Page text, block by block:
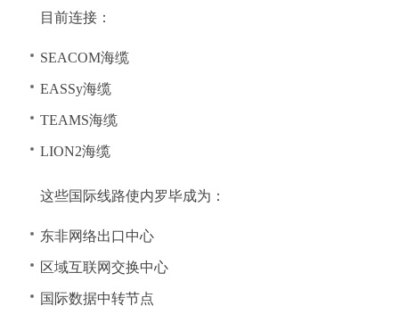
目前连接：
SEACOM海缆
EASSy海缆
TEAMS海缆
LION2海缆
这些国际线路使内罗毕成为：
东非网络出口中心
区域互联网交换中心
国际数据中转节点